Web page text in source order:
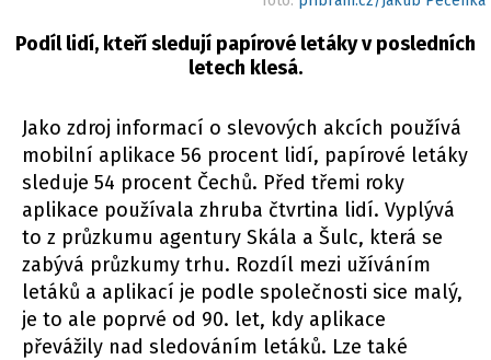
Podíl lidí, kteří sledují papírové letáky v posledních
letech klesá.
Jako zdroj informací o slevových akcích používá
mobilní aplikace 56 procent lidí, papírové letáky
sleduje 54 procent Čechů. Před třemi roky
aplikace používala zhruba čtvrtina lidí. Vyplývá
to z průzkumu agentury Skála a Šulc, která se
zabývá průzkumy trhu. Rozdíl mezi užíváním
letáků a aplikací je podle společnosti sice malý,
je to ale poprvé od 90. let, kdy aplikace
převážily nad sledováním letáků. Lze také